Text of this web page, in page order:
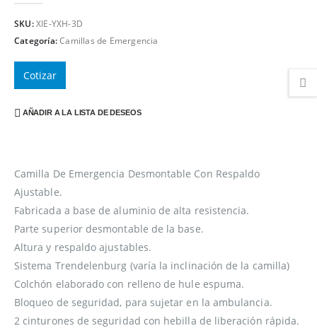
SKU:XIE-YXH-3D
Categoría:Camillas de Emergencia
Cotizar
AÑADIR A LA LISTA DE DESEOS
Camilla De Emergencia Desmontable Con Respaldo
Ajustable.
Fabricada a base de aluminio de alta resistencia.
Parte superior desmontable de la base.
Altura y respaldo ajustables.
Sistema Trendelenburg (varía la inclinación de la camilla)
Colchón elaborado con relleno de hule espuma.
Bloqueo de seguridad, para sujetar en la ambulancia.
2 cinturones de seguridad con hebilla de liberación rápida.